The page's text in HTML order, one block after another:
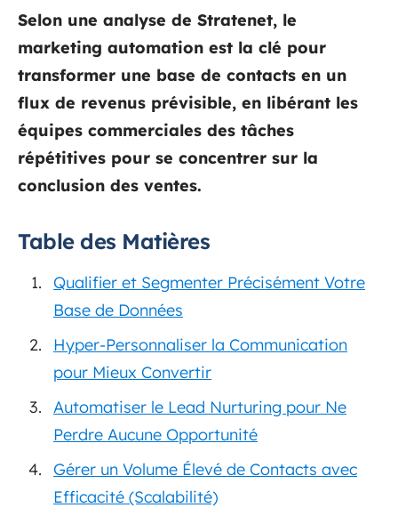
Selon une analyse de Stratenet, le
marketing automation est la clé pour
transformer une base de contacts en un
flux de revenus prévisible, en libérant les
équipes commerciales des tâches
répétitives pour se concentrer sur la
conclusion des ventes.
Table des Matières
Qualifier et Segmenter Précisément Votre
Base de Données
Hyper-Personnaliser la Communication
pour Mieux Convertir
Automatiser le Lead Nurturing pour Ne
Perdre Aucune Opportunité
Gérer un Volume Élevé de Contacts avec
Efficacité (Scalabilité)